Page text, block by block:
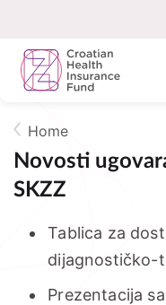
Podjela
na
Fizičke
osobe
i
subjekte
Breadcrumb
Home
Novosti
SKZZ
Tablica za
dijagnostičko-
Prezentacija